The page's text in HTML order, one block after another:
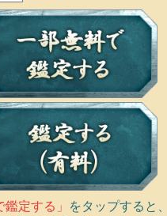
鑑定する」
をタップすると